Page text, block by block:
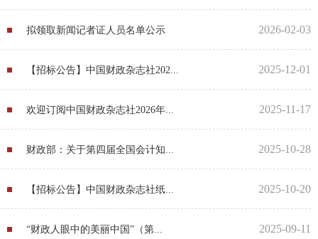
拟领取新闻记者证人员名单公示 2026-02-03
【招标公告】中国财政杂志社202... 2025-12-01
欢迎订阅中国财政杂志社2026年... 2025-11-17
财政部：关于第四届全国会计知... 2025-10-28
【招标公告】中国财政杂志社纸... 2025-10-20
“财政人眼中的美丽中国”（第... 2025-09-11